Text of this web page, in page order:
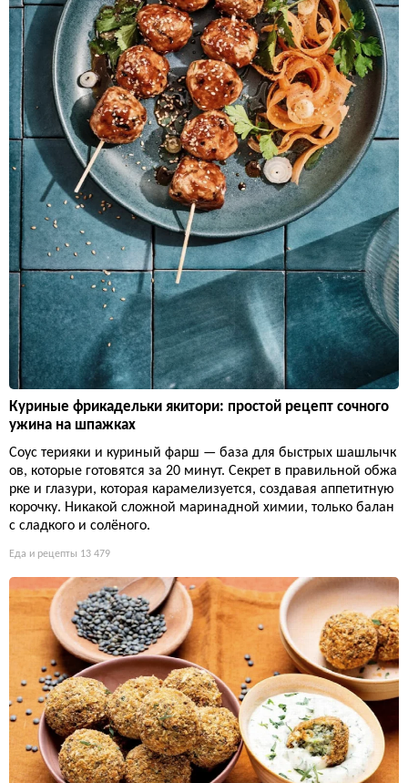
Куриные фрикадельки якитори: простой рецепт сочного
ужина на шпажках
Соус терияки и куриный фарш — база для быстрых шашлычк
ов, которые готовятся за 20 минут. Секрет в правильной обжа
рке и глазури, которая карамелизуется, создавая аппетитную
корочку. Никакой сложной маринадной химии, только балан
с сладкого и солёного.
Еда и рецепты 13 479